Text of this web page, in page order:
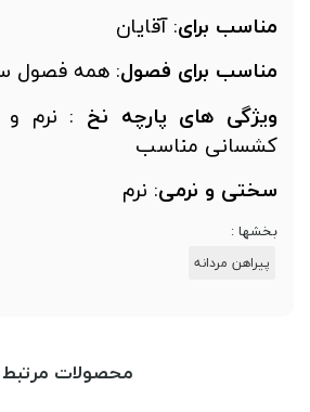
مناسببرای : آقایان
مناسببرای فصول: همه فصول سال
های پارچه نخ : نرم و
کشسانی مناسب
سختیونرمی: نرم
بخشها :
پیراهن مردانه
محصولات مرتبط